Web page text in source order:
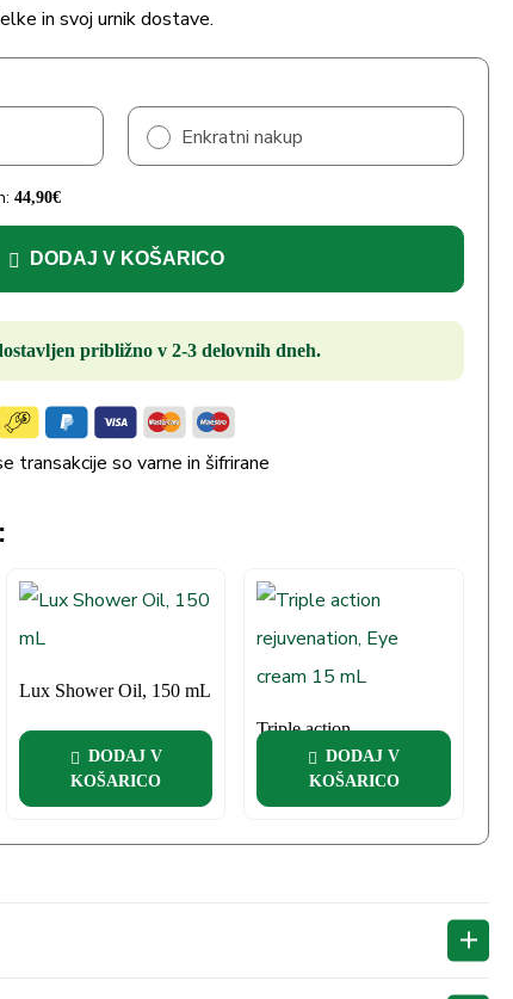
in svoj urnik dostave.
Enkratni nakup
44,90€
DODAJ V KOŠARICO
približno v 2-3 delovnih dneh.
transakcije so varne in šifrirane
Lux Shower Oil, 150 mL
DODAJ V
KOŠARICO
Triple action
rejuvenation, Eye cream
DODAJ V
KOŠARICO